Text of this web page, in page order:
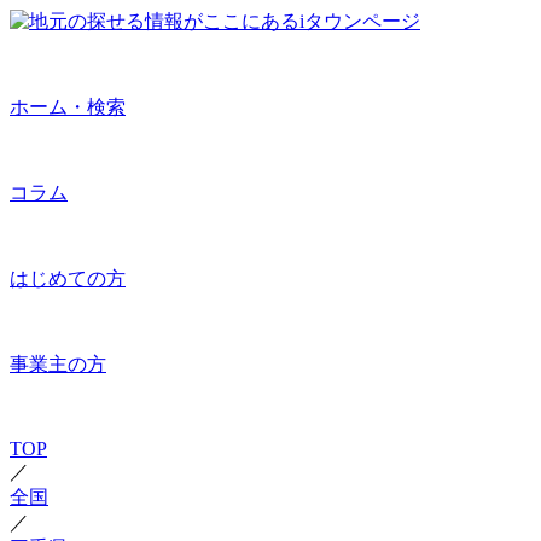
ホーム・検索
コラム
はじめての方
事業主の方
TOP
／
全国
／